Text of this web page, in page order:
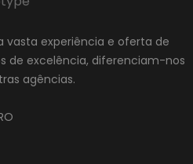
vasta experiência e oferta de
de excelência, diferenciam-nos
agências.